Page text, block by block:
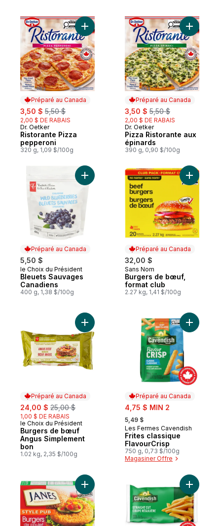
Préparé au Canada
sale:
3,50 $ , formerly:
5,50 $
2,00 $ DE RABAIS
Préparé au Canada
Dr. Oetker
Ristorante Pizza
pepperoni
320 g, 1,09 $/100g
Ajouter Ristorante Pizza pepperoni au
Préparé au Canada
sale:
3,50 $ , formerly:
5,50 $
2,00 $ DE RABAIS
Préparé au Canada
Dr. Oetker
Pizza Ristorante aux
épinards
390 g, 0,90 $/100g
Ajouter
Préparé au Canada
5,50 $
Préparé au Canada
le Choix du Président
Bleuets Sauvages
Canadiens
400 g, 1,38 $/100g
Ajouter Bleuets Sauvages Canadiens au
Préparé au Canada
32,00 $
Préparé au Canada
Sans Nom
Burgers de bœuf,
format club
2.27 kg, 1,41 $/100g
Ajouter
Préparé au Canada
sale:
24,00 $ , formerly:
25,00 $
1,00 $ DE RABAIS
Préparé au Canada
le Choix du Président
Burgers de bœuf
Angus Simplement
bon
1.02 kg, 2,35 $/100g
Ajouter Burgers de bœuf Angus
Préparé au Canada
sale:
4,75 $ MIN 2
, formerly:
5,49 $
Préparé au Canada
Les Fermes Cavendish
Frites classique
FlavourCrisp
750 g, 0,73 $/100g
Magasiner Offre
Ajouter
Ajouter Burger de poulet style pub,